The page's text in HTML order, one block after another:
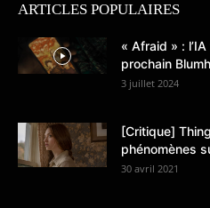
ARTICLES POPULAIRES
« Afraid » :
prochain
3 juillet 2024
[Critique]
phénomènes
30 avril 2021